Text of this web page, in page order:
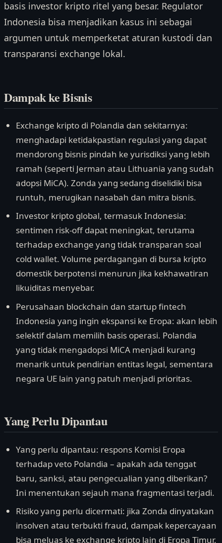
basis investor kripto ritel yang besar. Regulator
Indonesia bisa menjadikan kasus ini sebagai
argumen untuk memperketat aturan kustodi dan
transparansi exchange lokal.
Dampak ke Bisnis
Exchange kripto di Polandia dan sekitarnya:
menghadapi ketidakpastian regulasi yang dapat
mendorong bisnis pindah ke yurisdiksi yang lebih
ramah (seperti Jerman atau Lithuania yang sudah
adopsi MiCA). Zonda yang sedang diselidiki bisa
runtuh, merugikan nasabah dan mitra bisnis.
Investor kripto global, termasuk Indonesia:
sentimen risk-off dapat meningkat, terutama
terhadap exchange yang tidak transparan soal
cold wallet. Volume perdagangan di bursa kripto
domestik berpotensi menurun jika kekhawatiran
likuiditas menyebar.
Perusahaan blockchain dan startup fintech
Indonesia yang ingin ekspansi ke Eropa: akan lebih
selektif dalam memilih basis operasi. Polandia
yang tidak mengadopsi MiCA menjadi kurang
menarik untuk pendirian entitas legal, sementara
negara UE lain yang patuh menjadi prioritas.
Yang Perlu Dipantau
Yang perlu dipantau: respons Komisi Eropa
terhadap veto Polandia – apakah ada tenggat
baru, sanksi, atau pengecualian yang diberikan?
Ini menentukan sejauh mana fragmentasi terjadi.
Risiko yang perlu dicermati: jika Zonda dinyatakan
insolven atau terbukti fraud, dampak kepercayaan
bisa meluas ke exchange kripto lain di Eropa Timur,